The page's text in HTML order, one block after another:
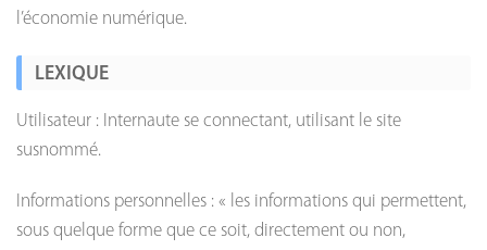
l’économie numérique.
LEXIQUE
Utilisateur : Internaute se connectant, utilisant le site
susnommé.
Informations personnelles : « les informations qui permettent,
sous quelque forme que ce soit, directement ou non,